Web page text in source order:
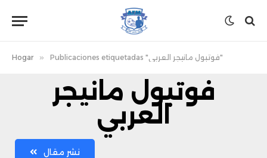
Hogar » Publicaciones etiquetadas "فوتبول مانيجر العربي"
فوتبول مانيجر
العربي
نشر مقال